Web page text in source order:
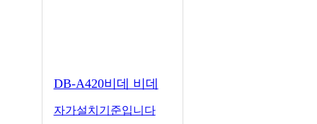
DB-A420비데 비데
자가설치기준입니다